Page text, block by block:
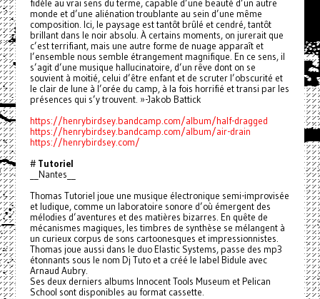
fidèle au vrai sens du terme, capable d’une beauté d’un autre
monde et d’une aliénation troublante au sein d’une même
composition. Ici, le paysage est tantôt brûlé et cendré, tantôt
brillant dans le noir absolu. À certains moments, on jurerait que
c’est terrifiant, mais une autre forme de nuage apparaît et
l’ensemble nous semble étrangement magnifique. En ce sens, il
s’agit d’une musique hallucinatoire, d’un rêve dont on se
souvient à moitié, celui d’être enfant et de scruter l’obscurité et
le clair de lune à l’orée du camp, à la fois horrifié et transi par les
présences qui s’y trouvent. »-Jakob Battick
https://henrybirdsey.bandcamp.com/album/half-dragged
https://henrybirdsey.bandcamp.com/album/air-drain
https://henrybirdsey.com/
# Tutoriel
__Nantes__
Thomas Tutoriel joue une musique électronique semi-improvisée
et ludique, comme un laboratoire sonore d’où émergent des
mélodies d’aventures et des matières bizarres. En quête de
mécanismes magiques, les timbres de synthèse se mélangent à
un curieux corpus de sons cartoonesques et impressionnistes.
Thomas joue aussi dans le duo Elastic Systems, passe des mp3
étonnants sous le nom Dj Tuto et a créé le label Bidule avec
Arnaud Aubry.
Ses deux derniers albums Innocent Tools Museum et Pelican
School sont disponibles au format cassette.